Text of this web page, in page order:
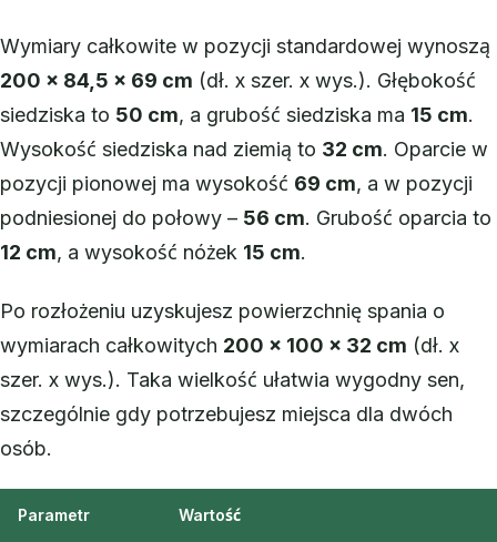
Wymiary całkowite w pozycji standardowej wynoszą
200 x 84,5 x 69 cm (dł. x szer. x wys.). Głębokość
siedziska to 50 cm, a grubość siedziska ma 15 cm.
Wysokość siedziska nad ziemią to 32 cm. Oparcie w
pozycji pionowej ma wysokość 69 cm, a w pozycji
podniesionej do połowy – 56 cm. Grubość oparcia to
12 cm, a wysokość nóżek 15 cm.
Po rozłożeniu uzyskujesz powierzchnię spania o
wymiarach całkowitych 200 x 100 x 32 cm (dł. x
szer. x wys.). Taka wielkość ułatwia wygodny sen,
szczególnie gdy potrzebujesz miejsca dla dwóch
osób.
Parametr Wartość